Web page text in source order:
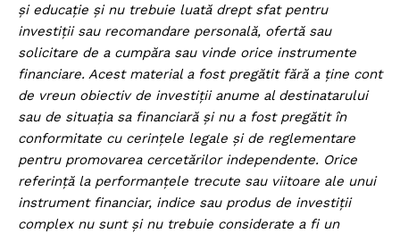
și educație și nu trebuie luată drept sfat pentru
investiții sau recomandare personală, ofertă sau
solicitare de a cumpăra sau vinde orice instrumente
financiare. Acest material a fost pregătit fără a ține cont
de vreun obiectiv de investiții anume al destinatarului
sau de situația sa financiară și nu a fost pregătit în
conformitate cu cerințele legale și de reglementare
pentru promovarea cercetărilor independente. Orice
referință la performanțele trecute sau viitoare ale unui
instrument financiar, indice sau produs de investiții
complex nu sunt și nu trebuie considerate a fi un